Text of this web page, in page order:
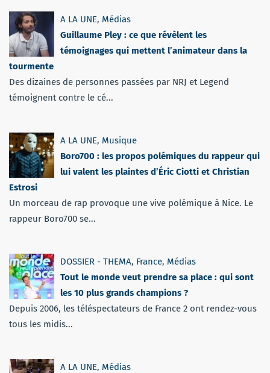
A LA UNE, Médias
Guillaume Pley : ce que révèlent les
témoignages qui mettent l’animateur dans la
tourmente
Des dizaines de personnes passées par NRJ et Legend
témoignent contre le cé...
A LA UNE, Musique
Boro700 : les propos polémiques du rappeur qui
lui valent les plaintes d’Éric Ciotti et Christian
Estrosi
Un morceau de rap provoque une vive polémique à Nice. Le
rappeur Boro700 se...
DOSSIER - THEMA, France, Médias
Tout le monde veut prendre sa place : qui sont
les 10 plus grands champions ?
Depuis 2006, les téléspectateurs de France 2 ont rendez-vous
tous les midis...
A LA UNE, Médias